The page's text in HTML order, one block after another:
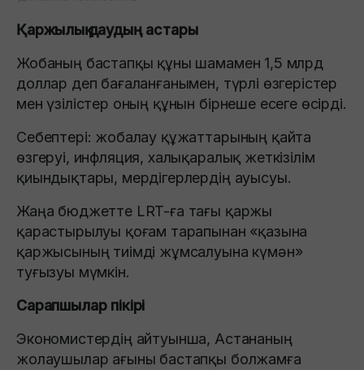
Қаржылық даудың астары
Жобаның бастапқы құны шамамен 1,5 млрд
доллар деп бағаланғанымен, түрлі өзгерістер
мен үзілістер оның құнын бірнеше есеге өсірді.
Себептері: жобалау құжаттарының қайта
өзгеруі, инфляция, халықаралық жеткізілім
қиындықтары, мердігерлердің ауысуы.
Жаңа бюджетте LRT-ға тағы қаржы
қарастырылуы қоғам тарапынан «қазына
қаржысының тиімді жұмсалуына күмән»
туғызуы мүмкін.
Сарапшылар пікірі
Экономистердің айтуынша, Астананың
жолаушылар ағыны бастапқы болжамға